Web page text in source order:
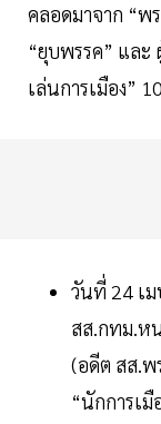
คลอดมาจาก “พ
“ยุบพรรค” แล
เล่นการเมือง”
วันที่ 24 เ
สส.กทม.ห
(อดีต สส.พ
“นักการเ